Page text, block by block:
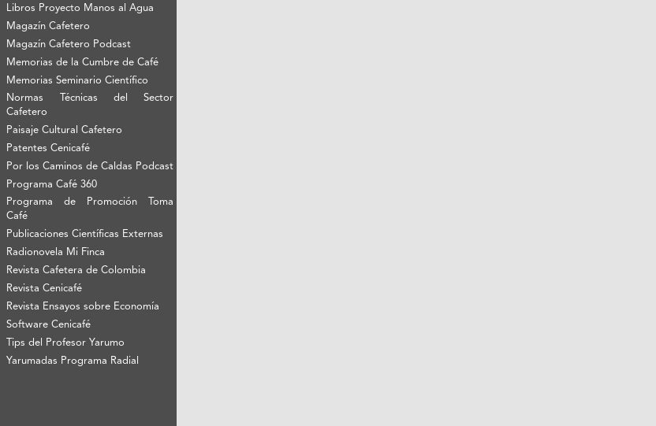
Libros Proyecto Manos al Agua
Magazín Cafetero
Magazín Cafetero Podcast
Memorias de la Cumbre de Café
Memorias Seminario Científico
Normas Técnicas del Sector
Cafetero
Paisaje Cultural Cafetero
Patentes Cenicafé
Por los Caminos de Caldas Podcast
Programa Café 360
Programa de Promoción Toma
Café
Publicaciones Científicas Externas
Radionovela Mi Finca
Revista Cafetera de Colombia
Revista Cenicafé
Revista Ensayos sobre Economía
Software Cenicafé
Tips del Profesor Yarumo
Yarumadas Programa Radial